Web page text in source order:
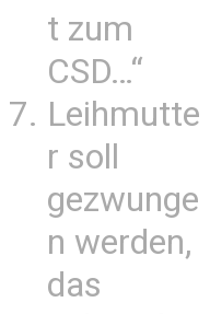
t zum
CSD…“
Leihmutte
r soll
gezwunge
n werden,
das